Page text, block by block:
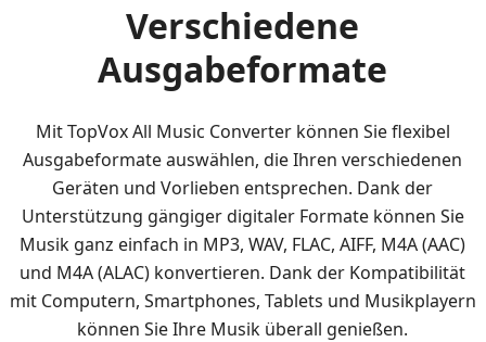
Verschiedene
Ausgabeformate
Mit TopVox All Music Converter können Sie flexibel
Ausgabeformate auswählen, die Ihren verschiedenen
Geräten und Vorlieben entsprechen. Dank der
Unterstützung gängiger digitaler Formate können Sie
Musik ganz einfach in MP3, WAV, FLAC, AIFF, M4A (AAC)
und M4A (ALAC) konvertieren. Dank der Kompatibilität
mit Computern, Smartphones, Tablets und Musikplayern
können Sie Ihre Musik überall genießen.